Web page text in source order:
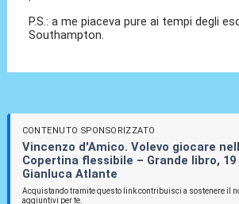
P.S.: a me piaceva pure ai tempi degli
Southampton.
CONTENUTO SPONSORIZZATO
Vincenzo d'Amico. Volevo giocare
Copertina flessibile – Grande libro, 19
Gianluca Atlante
Acquistando tramite questo link contribuisci a sostenere il
aggiuntivi per te.